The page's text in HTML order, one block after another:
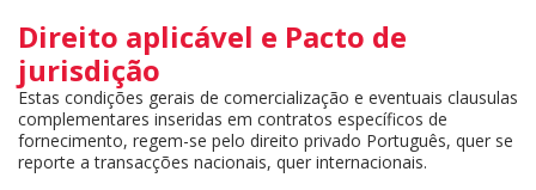
Direito aplicável e Pacto de
jurisdição
Estas condições gerais de comercialização e eventuais clausulas
complementares inseridas em contratos específicos de
fornecimento, regem-se pelo direito privado Português, quer se
reporte a transacções nacionais, quer internacionais.